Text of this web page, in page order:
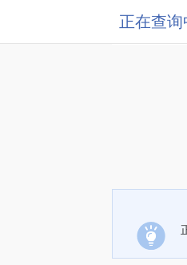
正在查询